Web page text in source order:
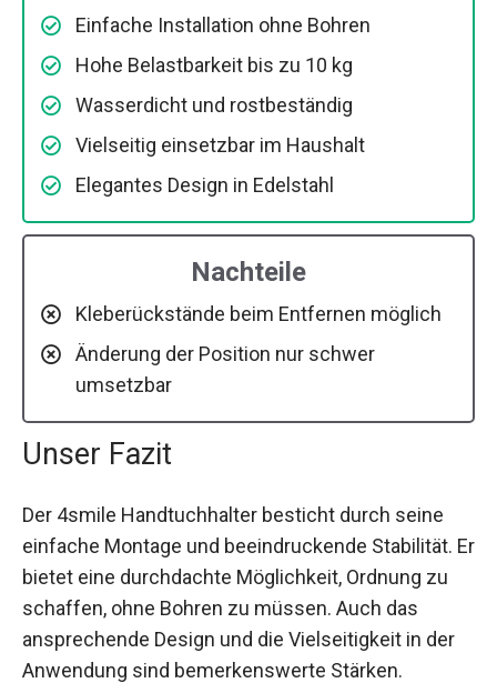
Einfache Installation ohne Bohren
Hohe Belastbarkeit bis zu 10 kg
Wasserdicht und rostbeständig
Vielseitig einsetzbar im Haushalt
Elegantes Design in Edelstahl
Nachteile
Kleberückstände beim Entfernen möglich
Änderung der Position nur schwer
umsetzbar
Unser Fazit
Der 4smile Handtuchhalter besticht durch seine
einfache Montage und beeindruckende Stabilität. Er
bietet eine durchdachte Möglichkeit, Ordnung zu
schaffen, ohne Bohren zu müssen. Auch das
ansprechende Design und die Vielseitigkeit in der
Anwendung sind bemerkenswerte Stärken.